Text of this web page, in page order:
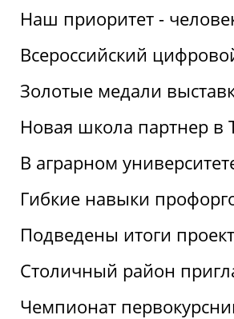
Наш приоритет -
Всероссийский
Золотые медали
Новая школа партнер
В аграрном
Гибкие навыки
Подведены итоги
Столичный район
Чемпионат